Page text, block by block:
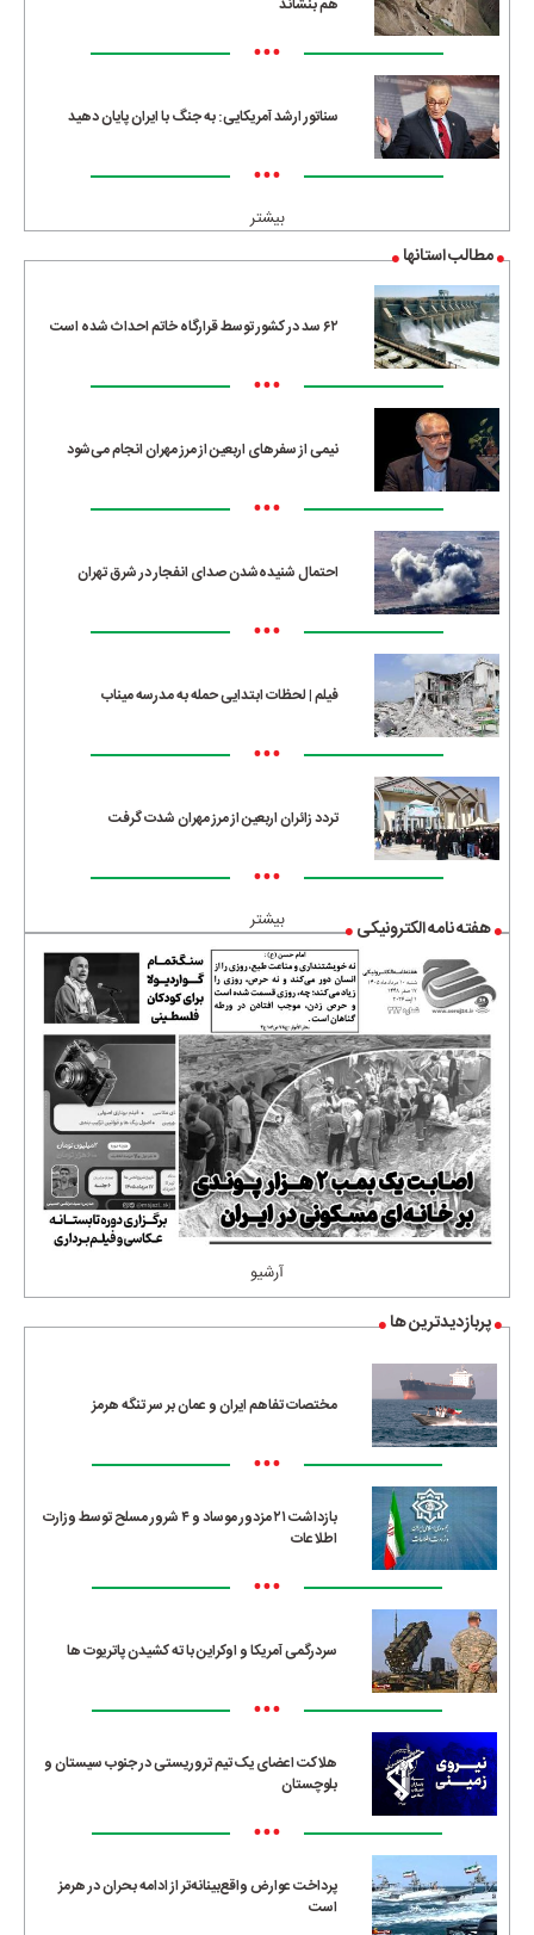
هم بنشاند
•••
سناتور ارشد آمریکایی: به جنگ با ایران پایان دهید
•••
بیشتر
مطالب استانها
۶۲ سد در کشور توسط قرارگاه خاتم احداث شده است
•••
نیمی از سفرهای اربعین از مرز مهران انجام می‌شود
•••
احتمال شنیده‌شدن صدای انفجار در شرق تهران
•••
فیلم | لحظات ابتدایی حمله به مدرسه میناب
•••
تردد زائران اربعین از مرز مهران شدت گرفت
•••
بیشتر هفته نامه الکترونیکی
آرشیو
پربازدیدترین ها
مختصات تفاهم ایران و عمان بر سر تنگه هرمز
•••
بازداشت ۲۱ مزدور موساد و ۴ شرور مسلح توسط وزارت
اطلاعات
•••
سردرگمی آمریکا و اوکراین با ته کشیدن پاتریوت ها
•••
هلاکت اعضای یک تیم تروریستی در جنوب سیستان و
بلوچستان
•••
پرداخت عوارض واقع‌بینانه‌تر از ادامه بحران در هرمز
است